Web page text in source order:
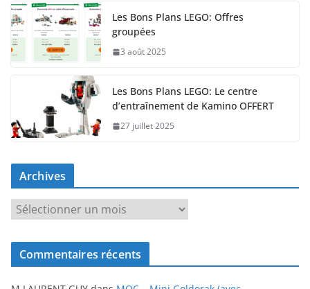
Les Bons Plans LEGO: Offres
groupées
3 août 2025
Les Bons Plans LEGO: Le centre
d’entraînement de Kamino OFFERT
27 juillet 2025
Archives
r
c
Commentaires récents